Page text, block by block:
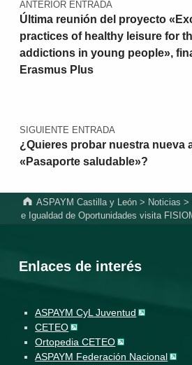
ANTERIOR ENTRADA
Última reunión del proyecto
practices of healthy leisure for
addictions in young people»,
Erasmus Plus
SIGUIENTE ENTRADA
¿Quieres probar nuestra nueva
«Pasaporte saludable»?
ASPAYM Castilla y León > Noticias >
e Igualdad de Oportunidades visita
Enlaces de interés
ASPAYM CyL Juventud
CETEO
Ortopedia CETEO
ASPAYM Federación Nacional